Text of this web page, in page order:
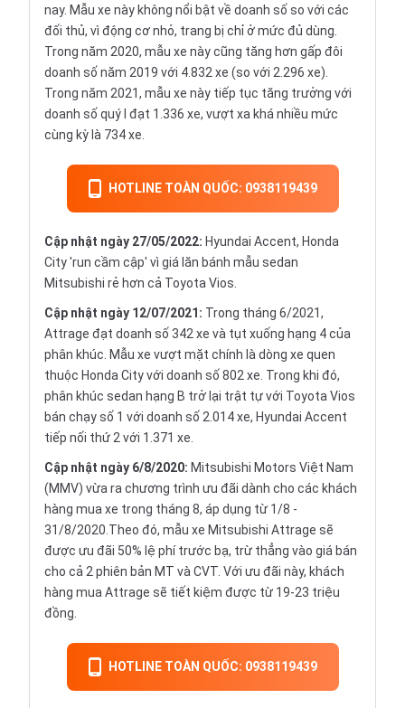
nay. Mẫu xe này không nổi bật về doanh số so với các
đối thủ, vì động cơ nhỏ, trang bị chỉ ở mức đủ dùng.
Trong năm 2020, mẫu xe này cũng tăng hơn gấp đôi
doanh số năm 2019 với 4.832 xe (so với 2.296 xe).
Trong năm 2021, mẫu xe này tiếp tục tăng trưởng với
doanh số quý I đạt 1.336 xe, vượt xa khá nhiều mức
cùng kỳ là 734 xe.
HOTLINE TOÀN QUỐC: 0938119439
Cập nhật ngày 27/05/2022: Hyundai Accent, Honda
City 'run cầm cập' vì giá lăn bánh mẫu sedan
Mitsubishi rẻ hơn cả Toyota Vios.
Cập nhật ngày 12/07/2021: Trong tháng 6/2021,
Attrage đạt doanh số 342 xe và tụt xuống hạng 4 của
phân khúc. Mẫu xe vượt mặt chính là dòng xe quen
thuộc Honda City với doanh số 802 xe. Trong khi đó,
phân khúc sedan hạng B trở lại trật tự với Toyota Vios
bán chạy số 1 với doanh số 2.014 xe, Hyundai Accent
tiếp nối thứ 2 với 1.371 xe.
Cập nhật ngày 6/8/2020: Mitsubishi Motors Việt Nam
(MMV) vừa ra chương trình ưu đãi dành cho các khách
hàng mua xe trong tháng 8, áp dụng từ 1/8 -
31/8/2020.Theo đó, mẫu xe Mitsubishi Attrage sẽ
được ưu đãi 50% lệ phí trước bạ, trừ thẳng vào giá bán
cho cả 2 phiên bản MT và CVT. Với ưu đãi này, khách
hàng mua Attrage sẽ tiết kiệm được từ 19-23 triệu
đồng.
HOTLINE TOÀN QUỐC: 0938119439